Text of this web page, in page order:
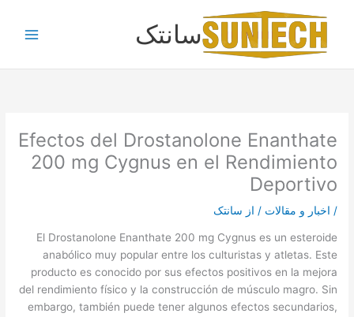
سانتک
Efectos del Drostanolone Enanthate
200 mg Cygnus en el Rendimiento
Deportivo
/ اخبار و مقالات / از سانتک
El Drostanolone Enanthate 200 mg Cygnus es un esteroide
anabólico muy popular entre los culturistas y atletas. Este
producto es conocido por sus efectos positivos en la mejora
del rendimiento físico y la construcción de músculo magro. Sin
embargo, también puede tener algunos efectos secundarios,